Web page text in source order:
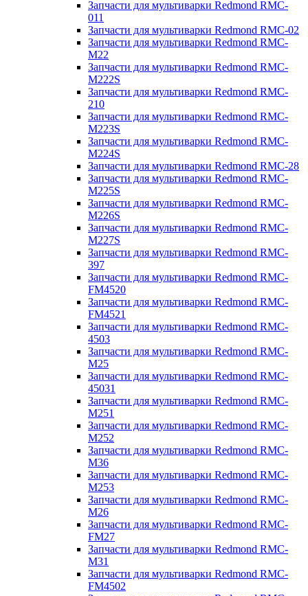
Запчасти для мультиварки Redmond RMC-
011
Запчасти для мультиварки Redmond RMC-02
Запчасти для мультиварки Redmond RMC-
M22
Запчасти для мультиварки Redmond RMC-
M222S
Запчасти для мультиварки Redmond RMC-
210
Запчасти для мультиварки Redmond RMC-
M223S
Запчасти для мультиварки Redmond RMC-
M224S
Запчасти для мультиварки Redmond RMC-28
Запчасти для мультиварки Redmond RMC-
M225S
Запчасти для мультиварки Redmond RMC-
M226S
Запчасти для мультиварки Redmond RMC-
M227S
Запчасти для мультиварки Redmond RMC-
397
Запчасти для мультиварки Redmond RMC-
FM4520
Запчасти для мультиварки Redmond RMC-
FM4521
Запчасти для мультиварки Redmond RMC-
4503
Запчасти для мультиварки Redmond RMC-
M25
Запчасти для мультиварки Redmond RMC-
45031
Запчасти для мультиварки Redmond RMC-
M251
Запчасти для мультиварки Redmond RMC-
M252
Запчасти для мультиварки Redmond RMC-
M36
Запчасти для мультиварки Redmond RMC-
M253
Запчасти для мультиварки Redmond RMC-
M26
Запчасти для мультиварки Redmond RMC-
FM27
Запчасти для мультиварки Redmond RMC-
M31
Запчасти для мультиварки Redmond RMC-
FM4502